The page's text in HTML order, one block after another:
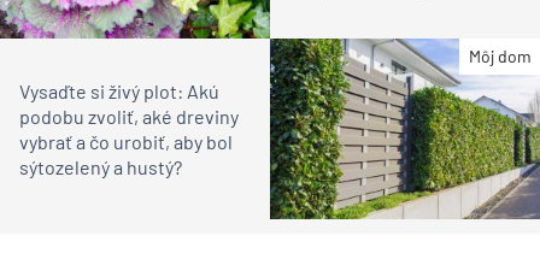
Môj dom
Vysaďte si živý plot: Akú
podobu zvoliť, aké dreviny
vybrať a čo urobiť, aby bol
sýtozelený a hustý?